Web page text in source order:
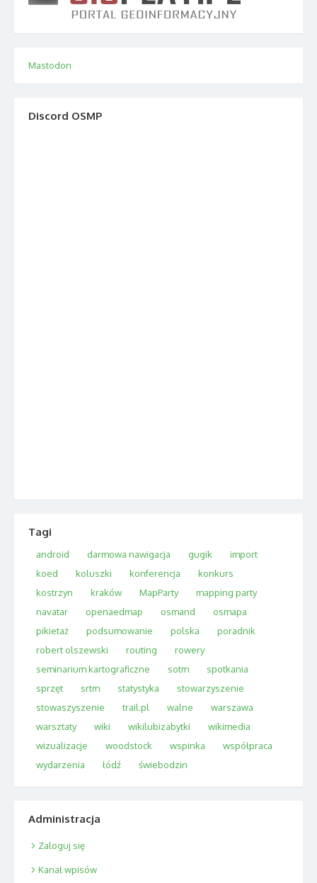
Mastodon
Discord OSMP
Tagi
android darmowa nawigacja gugik
import
koed
koluszki konferencja
konkurs
kostrzyn
kraków MapParty
mapping party
navatar
openaedmap osmand
osmapa
pikietaż
podsumowanie polska
poradnik
robert olszewski
routing
rowery
seminarium kartograficzne
sotm
spotkania
sprzęt
srtm statystyka
stowarzyszenie
stowaszyszenie
trail.pl walne
warszawa
warsztaty
wiki wikilubizabytki
wikimedia
wizualizacje
woodstock wspinka
współpraca
wydarzenia
łódź świebodzin
Administracja
Zaloguj się
Kanał wpisów